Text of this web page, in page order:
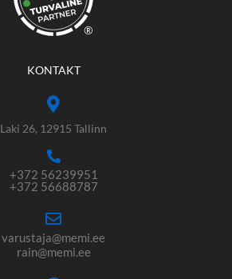
®
KONTAKT
Laki 26, 12915 Tallinn
+372 56239951
+372 56688787
varustaja@memi.ee
rain@memi.ee